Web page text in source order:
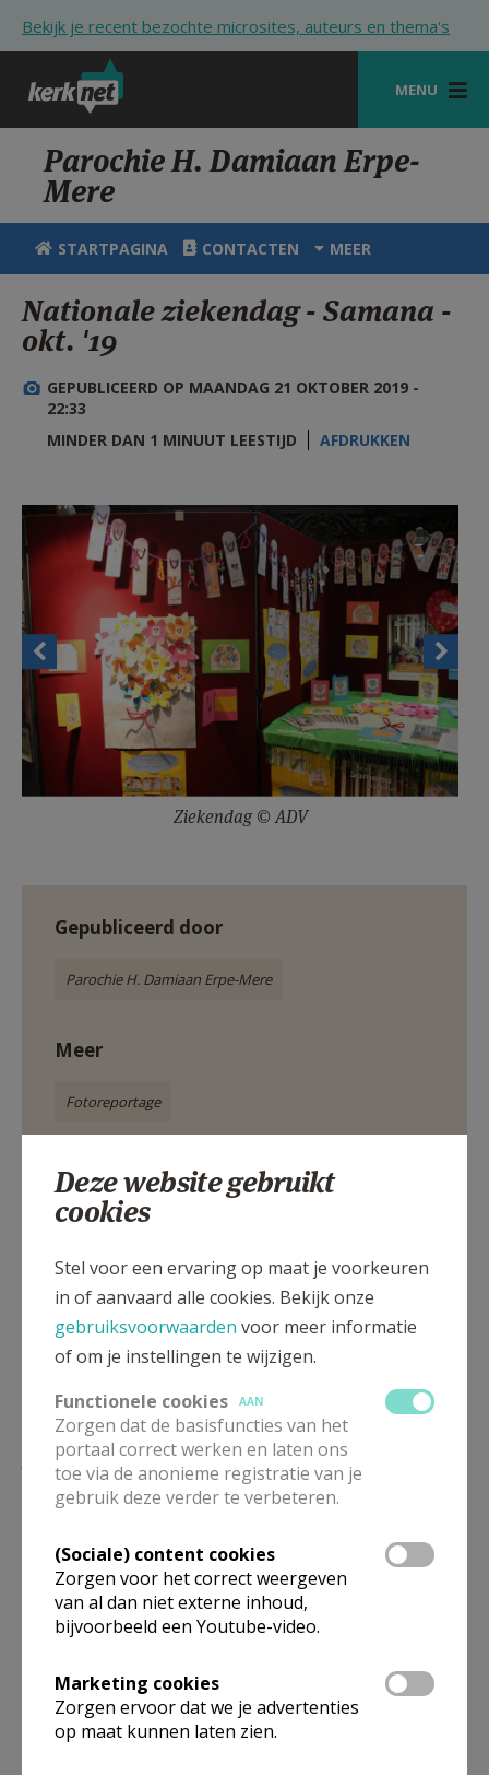
Bekijk je recent bezochte microsites, auteurs en thema's
MENU
STARTPAGINA
KERK
VIERINGEN
ZOEKEN
HULP
STARTPAGINA PORTAAL
AANMELDEN OF REGISTREREN
Parochie H. Damiaan Erpe-
Mere
STARTPAGINA CONTACTEN MEER
Nationale ziekendag - Samana -
okt. '19
GEPUBLICEERD OP MAANDAG 21 OKTOBER 2019 -
22:33
MINDER DAN 1 MINUUT LEESTIJD
AFDRUKKEN
Ziekendag © ADV
Gepubliceerd door
Parochie H. Damiaan Erpe-Mere
Meer
Fotoreportage
Lees meer
Deze website gebruikt
cookies
Stel voor een ervaring op maat je voorkeuren
in of aanvaard alle cookies. Bekijk onze
gebruiksvoorwaarden voor meer informatie
of om je instellingen te wijzigen.
Functionele cookies
AAN
Zorgen dat de basisfuncties van het
portaal correct werken en laten ons
toe via de anonieme registratie van je
gebruik deze verder te verbeteren.
(Sociale) content cookies
Zorgen voor het correct weergeven
van al dan niet externe inhoud,
bijvoorbeeld een Youtube-video.
Marketing cookies
Zorgen ervoor dat we je advertenties
op maat kunnen laten zien.